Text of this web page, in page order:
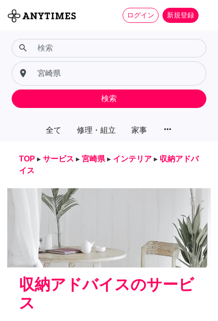
ログイン 新規登録
全て 修理・組立 家事 more_horiz
search
place
検索
TOP ▸ サービス ▸ 宮崎県 ▸ インテリア ▸ 収納アドバ
イス
収納アドバイスのサービ
ス